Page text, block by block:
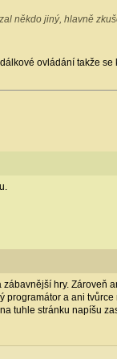
někdo jiný, hlavně
ovládání takže
hry. Zároveň
a ani tvůrce
tuhle stránku napíšu